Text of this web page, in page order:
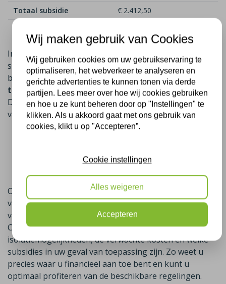
Totaal subsidie
€ 2.412,50
In sommige gevallen is er naast de landelijke ISDE-
subsidie ook nog een gemeentelijke subsidie
beschikbaar,u krijgt dan in sommige gevallen geld
toe op het isoleren van uw woning in Colmschate
Deze extra vergoeding verschilt per gemeente en is
vaak afhankelijk van factoren zoals:
de WOZ-waarde van de woning,
en het aantal isolatiemaatregelen dat nog
Omdat deze voorwaarden per gemeente en woning
verschillen, komt een adviseur van Plus Isolatie graag
vrijblijvend bij u langs om dit samen te bekijken in
Colmschate. Tijdens het bezoek bespreken we de
isolatiemogelijkheden, de verwachte kosten én welke
subsidies in uw geval van toepassing zijn. Zo weet u
precies waar u financieel aan toe bent en kunt u
optimaal profiteren van de beschikbare regelingen.
Wij maken gebruik van Cookies
Wij gebruiken cookies om uw gebruikservaring te
optimaliseren, het webverkeer te analyseren en
gerichte advertenties te kunnen tonen via derde
partijen. Lees meer over hoe wij cookies gebruiken
en hoe u ze kunt beheren door op "Instellingen" te
klikken. Als u akkoord gaat met ons gebruik van
cookies, klikt u op "Accepteren”.
Cookie instellingen
Alles weigeren
Accepteren